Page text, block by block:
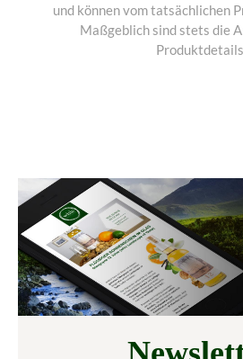
und können vom tatsächlichen
Maßgeblich sind stets die